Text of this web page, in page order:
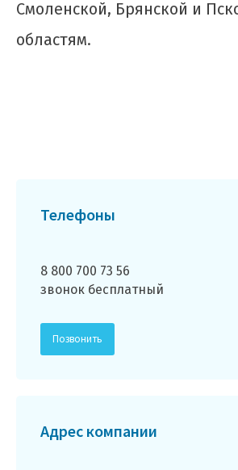
Смоленской, Брянской и
областям.
Телефоны
8 800 700 73 56
звонок бесплатный
Позвонить
Адрес компании